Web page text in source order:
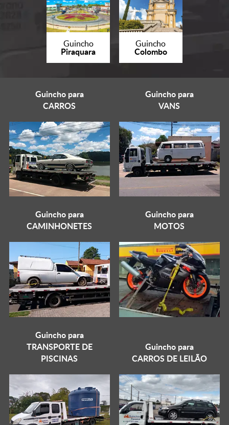
Guincho
Piraquara
Guincho
Colombo
Guincho para
CARROS
Guincho para
VANS
Guincho para
CAMINHONETES
Guincho para
MOTOS
Guincho para
TRANSPORTE DE
PISCINAS
Guincho para
CARROS DE LEILÃO